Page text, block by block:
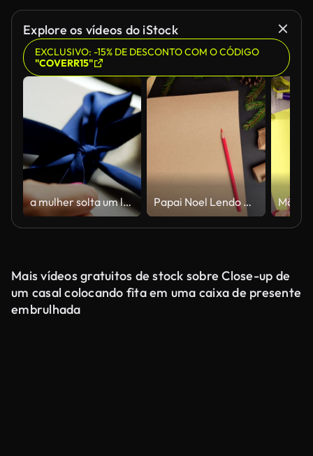
Explore os vídeos do iStock
EXCLUSIVO: -15% DE DESCONTO COM O CÓDIGO
"COVERR15"
a mulher solta um laço azul Papai Noel Lendo Cartas de Crianças na Mesa. Vista superior das mãos alegres do pai segurando uma página de papel marrom em branco. Vista de cima da mesa de madeira com enfeite, decoração de Natal. Maquete
Mais vídeos gratuitos de stock sobre Close-up de
um casal colocando fita em uma caixa de presente
embrulhada